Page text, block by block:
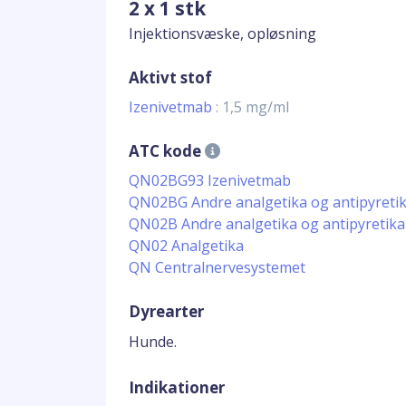
2 x 1 stk
Injektionsvæske, opløsning
Aktivt stof
Izenivetmab : 1,5 mg/ml
ATC kode
QN02BG93 Izenivetmab
QN02BG Andre analgetika og
QN02B Andre analgetika og antipyretika
QN02 Analgetika
QN Centralnervesystemet
Dyrearter
Hunde.
Indikationer